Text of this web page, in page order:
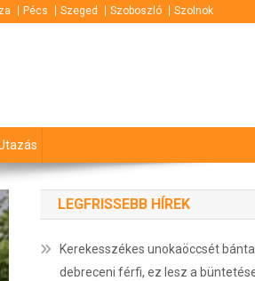
Pécs Szeged Szoboszló Szolnok
LEGFRISSEBB HÍREK
Kerekesszékes unokaöccsét
debreceni férfi, ez lesz a